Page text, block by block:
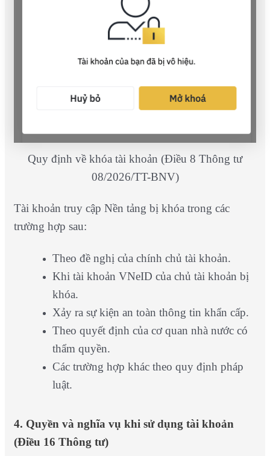
Quy định về khóa tài khoản (Điều 8 Thông tư
08/2026/TT-BNV)
Tài khoản truy cập Nền tảng bị khóa trong các
trường hợp sau:
Theo đề nghị của chính chủ tài khoản.
Khi tài khoản VNeID của chủ tài khoản bị
khóa.
Xảy ra sự kiện an toàn thông tin khẩn cấp.
Theo quyết định của cơ quan nhà nước có
thẩm quyền.
Các trường hợp khác theo quy định pháp
luật.
4. Quyền và nghĩa vụ khi sử dụng tài khoản
(Điều 16 Thông tư)